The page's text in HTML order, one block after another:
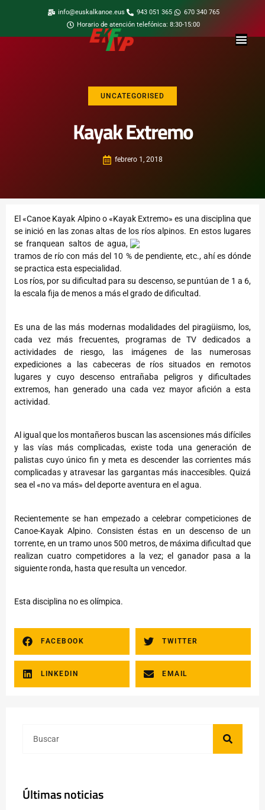
info@euskalkanoe.eus 943 051 365
670 340 765
Horario de atención telefónica: 8:30-15:00
UNCATEGORISED
Kayak Extremo
febrero 1, 2018
El «Canoe Kayak Alpino o «Kayak Extremo» es una disciplina que
se inició en las zonas altas de los ríos alpinos. En estos lugares
se franquean saltos de agua,
tramos de río con más del 10 % de pendiente, etc., ahí es dónde
se practica esta especialidad.
Los ríos, por su dificultad para su descenso, se puntúan de 1 a 6,
la escala fija de menos a más el grado de dificultad.
Es una de las más modernas modalidades del piragüismo, los,
cada vez más frecuentes, programas de TV dedicados a
actividades de riesgo, las imágenes de las numerosas
expediciones a las cabeceras de ríos situados en remotos
lugares y cuyo descenso entrañaba peligros y dificultades
extremos, han generado una cada vez mayor afición a esta
actividad.
Al igual que los montañeros buscan las ascensiones más difíciles
y las vías más complicadas, existe toda una generación de
palistas cuyo único fin y meta es descender las corrientes más
complicadas y atravesar las gargantas más inaccesibles. Quizá
sea el «no va más» del deporte aventura en el agua.
Recientemente se han empezado a celebrar competiciones de
Canoe-Kayak Alpino. Consisten éstas en un descenso de un
torrente, en un tramo unos 500 metros, de máxima dificultad que
realizan cuatro competidores a la vez; el ganador pasa a la
siguiente ronda, hasta que resulta un vencedor.
Esta disciplina no es olímpica.
FACEBOOK TWITTER
LINKEDIN EMAIL
Últimas noticias